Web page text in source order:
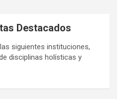
Destacados
siguientes instituciones,
disciplinas holísticas y